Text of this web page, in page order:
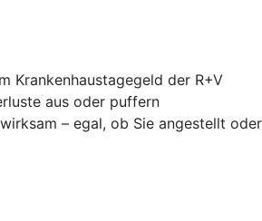
Krankenhaustagegeld der R+V
aus oder puffern
– egal, ob Sie angestellt oder